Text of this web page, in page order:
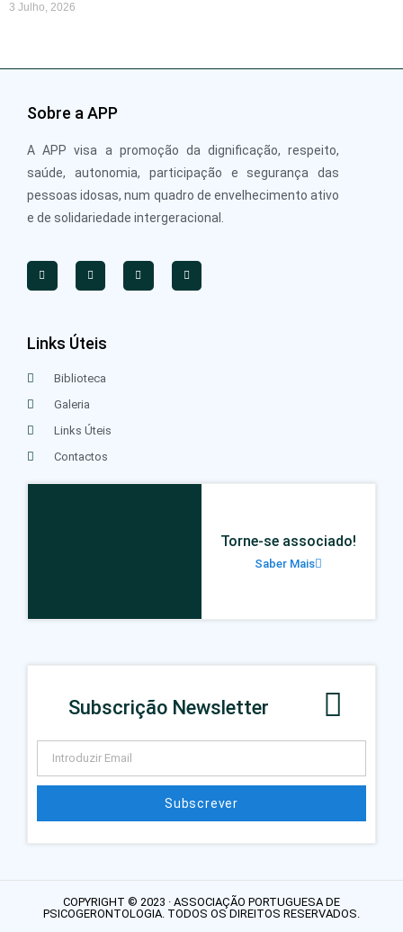
3 Julho, 2026
Sobre a APP
A APP visa a promoção da dignificação, respeito,
saúde, autonomia, participação e segurança das
pessoas idosas, num quadro de envelhecimento ativo
e de solidariedade intergeracional.
Links Úteis
Biblioteca
Galeria
Links Úteis
Contactos
Torne-se associado!
Saber Mais
Subscrição Newsletter
Subscrever
COPYRIGHT © 2023 · ASSOCIAÇÃO PORTUGUESA DE
PSICOGERONTOLOGIA. TODOS OS DIREITOS RESERVADOS.